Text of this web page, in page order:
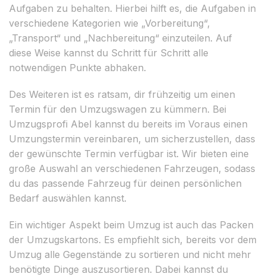
Aufgaben zu behalten. Hierbei hilft es, die Aufgaben in
verschiedene Kategorien wie „Vorbereitung“,
„Transport“ und „Nachbereitung“ einzuteilen. Auf
diese Weise kannst du Schritt für Schritt alle
notwendigen Punkte abhaken.
Des Weiteren ist es ratsam, dir frühzeitig um einen
Termin für den Umzugswagen zu kümmern. Bei
Umzugsprofi Abel kannst du bereits im Voraus einen
Umzungstermin vereinbaren, um sicherzustellen, dass
der gewünschte Termin verfügbar ist. Wir bieten eine
große Auswahl an verschiedenen Fahrzeugen, sodass
du das passende Fahrzeug für deinen persönlichen
Bedarf auswählen kannst.
Ein wichtiger Aspekt beim Umzug ist auch das Packen
der Umzugskartons. Es empfiehlt sich, bereits vor dem
Umzug alle Gegenstände zu sortieren und nicht mehr
benötigte Dinge auszusortieren. Dabei kannst du